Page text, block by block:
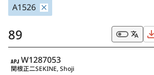
A1526
89
APJ
W1287053
関根正二SEKINE, Shoji